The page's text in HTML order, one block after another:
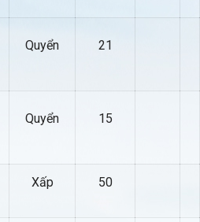
Quyển 21
Quyển 15
Xấp 50